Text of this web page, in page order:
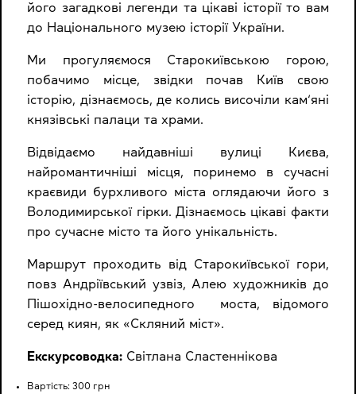
його загадкові легенди та цікаві історії то вам
до Національного музею історії України.
Ми прогуляємося Старокиївською горою,
побачимо місце, звідки почав Київ свою
історію, дізнаємось, де колись височіли кам‘яні
князівські палаци та храми.
Відвідаємо найдавніші вулиці Києва,
найромантичніші місця, поринемо в сучасні
краєвиди бурхливого міста оглядаючи його з
Володимирської гірки. Дізнаємось цікаві факти
про сучасне місто та його унікальність.
Маршрут проходить від Старокиївської гори,
повз Андріївський узвіз, Алею художників до
Пішохідно-велосипедного моста, відомого
серед киян, як «Скляний міст».
Екскурсоводка: Світлана Сластеннікова
Вартість: 300 грн